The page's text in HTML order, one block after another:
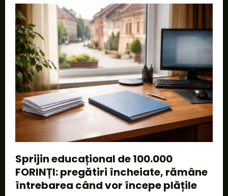
Sprijin educațional de 100.000
FORINȚI: pregătiri încheiate, rămâne
întrebarea când vor începe plățile